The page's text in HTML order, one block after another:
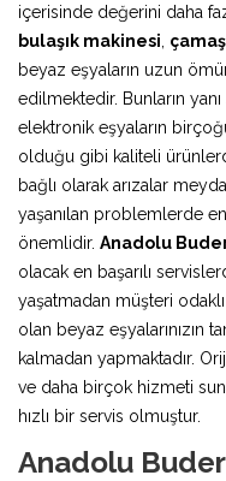
içerisinde değerini daha
bulaşık makinesi
beyaz eşyaların uzun
edilmektedir. Bunların
elektronik eşyaların
olduğu gibi kaliteli
bağlı olarak arızalar
yaşanılan problemlerde
önemlidir. Anadolu
olacak en başarılı
yaşatmadan müşteri
olan beyaz eşyalarınızın
kalmadan yapmaktadır.
ve daha birçok hizmeti
hızlı bir servis olmuştur.
Anadolu